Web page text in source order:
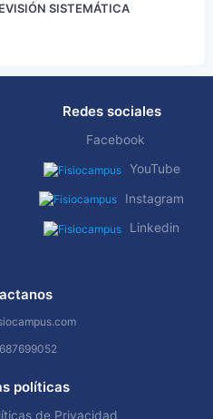
SISTEMÁTICA
Redes sociales
Facebook
YouTube
Instagram
Linkedin
políticas
de Privacidad